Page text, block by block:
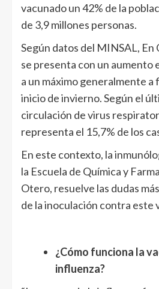
vacunado un 42% de la
de 3,9 millones personas.
Según datos del MINSAL, En
se presenta con un aumento
a un máximo generalmente a
inicio de invierno. Según el
circulación de virus
representa el 15,7% de los
En este contexto, la
la Escuela de Química y
Otero, resuelve las dudas
de la inoculación contra este
¿Cómo funciona la
influenza?